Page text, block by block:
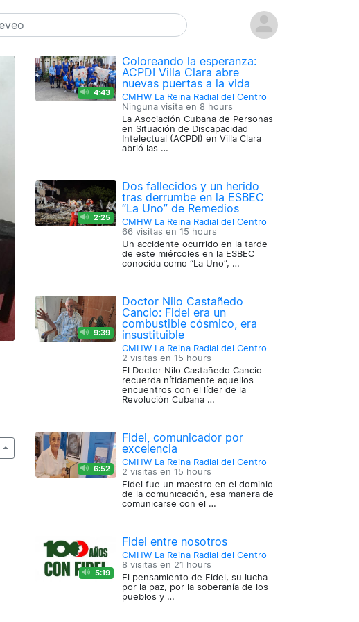
4:43
Coloreando la esperanza:
ACPDI Villa Clara abre
nuevas puertas a la vida
CMHW La Reina Radial del Centro
Ninguna visita en 8 hours
La Asociación Cubana de Personas
en Situación de Discapacidad
Intelectual (ACPDI) en Villa Clara
abrió las …
2:25
Dos fallecidos y un herido
tras derrumbe en la ESBEC
“La Uno” de Remedios
CMHW La Reina Radial del Centro
66 visitas en 15 hours
Un accidente ocurrido en la tarde
de este miércoles en la ESBEC
conocida como “La Uno”, …
9:39
Doctor Nilo Castañedo
Cancio: Fidel era un
combustible cósmico, era
insustituible
CMHW La Reina Radial del Centro
2 visitas en 15 hours
El Doctor Nilo Castañedo Cancio
recuerda nítidamente aquellos
encuentros con el líder de la
Revolución Cubana …
6:52
Fidel, comunicador por
excelencia
CMHW La Reina Radial del Centro
2 visitas en 15 hours
Fidel fue un maestro en el dominio
de la comunicación, esa manera de
comunicarse con el …
5:19
Fidel entre nosotros
CMHW La Reina Radial del Centro
8 visitas en 21 hours
El pensamiento de Fidel, su lucha
por la paz, por la soberanía de los
pueblos y …